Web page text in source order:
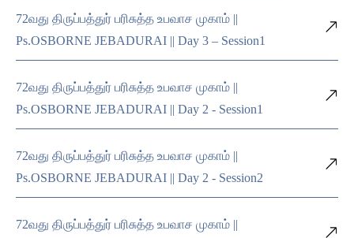
72வது திருப்பத்துர் பரிசுத்த உபவாச முகாம் ||
Ps.OSBORNE JEBADURAI || Day 3 – Session1
72வது திருப்பத்துர் பரிசுத்த உபவாச முகாம் ||
Ps.OSBORNE JEBADURAI || Day 2 - Session1
72வது திருப்பத்துர் பரிசுத்த உபவாச முகாம் ||
Ps.OSBORNE JEBADURAI || Day 2 - Session2
72வது திருப்பத்துர் பரிசுத்த உபவாச முகாம் ||